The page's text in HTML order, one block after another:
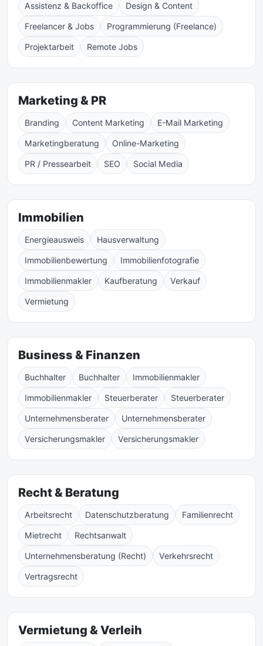
Assistenz & Backoffice Design & Content
Freelancer & Jobs Programmierung (Freelance)
Projektarbeit Remote Jobs
Marketing & PR
Branding Content Marketing E-Mail Marketing
Marketingberatung Online-Marketing
PR / Pressearbeit SEO Social Media
Immobilien
Energieausweis Hausverwaltung
Immobilienbewertung Immobilienfotografie
Immobilienmakler Kaufberatung Verkauf
Vermietung
Business & Finanzen
Buchhalter Buchhalter Immobilienmakler
Immobilienmakler Steuerberater Steuerberater
Unternehmensberater Unternehmensberater
Versicherungsmakler Versicherungsmakler
Recht & Beratung
Arbeitsrecht Datenschutzberatung Familienrecht
Mietrecht Rechtsanwalt
Unternehmensberatung (Recht) Verkehrsrecht
Vertragsrecht
Vermietung & Verleih